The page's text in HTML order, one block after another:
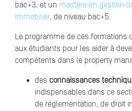
bac+3, et un mastère en gestion
immobilier, de niveau bac+5.
Le programme de ces formations
aux étudiants pour les aider à
compétents dans le property
des connaissances
indispensables dans ce
de réglementation, de droit